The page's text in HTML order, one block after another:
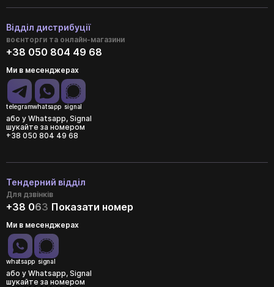
Відділ дистрибуції
воєнторги та онлайн-магазини
+38 050 804 49 68
Ми в месенджерах
telegramwhatsapp signal
або у Whatsapp, Signal
шукайте за номером
+38 050 804 49 68
Тендерний відділ
Для дзвінків
+38 063 Показати номер
Ми в месенджерах
whatsapp signal
або у Whatsapp, Signal
шукайте за номером